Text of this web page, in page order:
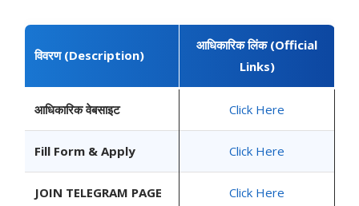
विवरण (Description)
आधिकारिक लिंक (Official
Links)
आधिकारिक वेबसाइट Click Here
Fill Form & Apply Click Here
JOIN TELEGRAM PAGE Click Here